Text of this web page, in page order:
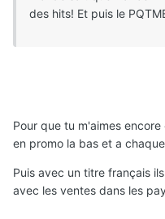
des hits! Et puis le
Pour que tu m'aimes
en promo la bas et a
Puis avec un titre français
avec les ventes dans les